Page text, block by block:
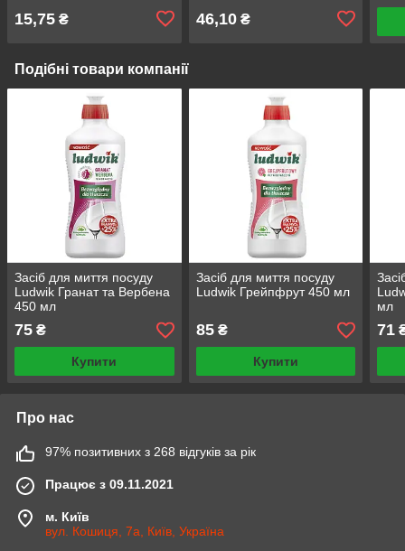
15,75 ₴ 46,10₴
Подібні товари компанії
Засіб для миття посуду
Ludwik Гранат та Вербена
450 мл
75 ₴
Купити
Засіб для миття посуду
Ludwik Грейпфрут 450 мл
85₴
Купити
мл
71
Про нас
97% позитивних з 268 відгуків за рік
Працює з 09.11.2021
м. Київ
вул. Кошиця, 7а, Київ, Україна